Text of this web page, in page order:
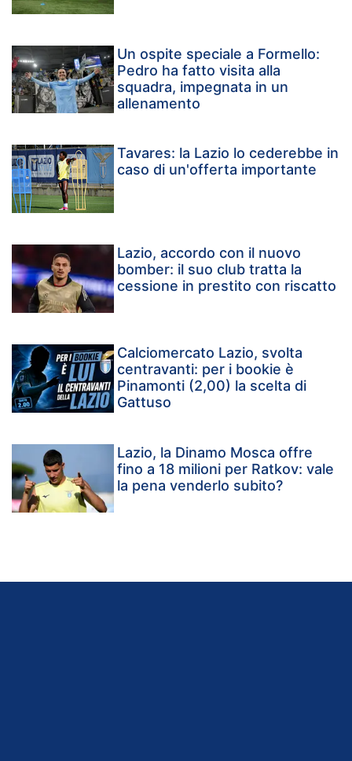
Un ospite speciale a Formello:
Pedro ha fatto visita alla
squadra, impegnata in un
allenamento
Tavares: la Lazio lo cederebbe in
caso di un'offerta importante
Lazio, accordo con il nuovo
bomber: il suo club tratta la
cessione in prestito con riscatto
Calciomercato Lazio, svolta
centravanti: per i bookie è
Pinamonti (2,00) la scelta di
Gattuso
Lazio, la Dinamo Mosca offre
fino a 18 milioni per Ratkov: vale
la pena venderlo subito?